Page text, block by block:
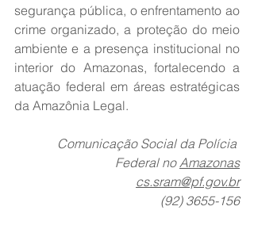
segurança pública, o enfrentamento ao
crime organizado, a proteção do meio
ambiente e a presença institucional no
interior do Amazonas, fortalecendo a
atuação federal em áreas estratégicas
da Amazônia Legal.
Comunicação Social da Polícia
Federal no Amazonas
cs.sram@pf.gov.br
(92) 3655-156